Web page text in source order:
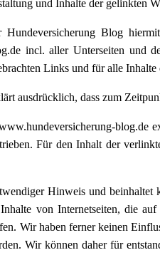
und Inhalte der gelinkten
Hundeversicherung Blog
incl. aller Unterseiten und
Links und für alle
ausdrücklich, dass zum
blog.de
Für den Inhalt der
Hinweis und beinhaltet
von Internetseiten, die
Wir haben ferner keinen
Wir können daher für